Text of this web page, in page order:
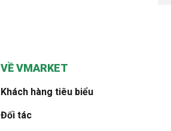
VỀ VMARKET
Khách hàng tiêu biểu
Đối tác